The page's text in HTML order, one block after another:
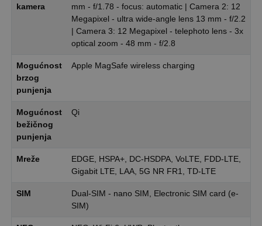
kamera
mm - f/1.78 - focus: automatic | Camera 2: 12
Megapixel - ultra wide-angle lens 13 mm - f/2.2
| Camera 3: 12 Megapixel - telephoto lens - 3x
optical zoom - 48 mm - f/2.8
Mogućnost
brzog
punjenja
Apple MagSafe wireless charging
Mogućnost
bežičnog
punjenja
Qi
Mreže
EDGE, HSPA+, DC-HSDPA, VoLTE, FDD-LTE,
Gigabit LTE, LAA, 5G NR FR1, TD-LTE
SIM
Dual-SIM - nano SIM, Electronic SIM card (e-
SIM)